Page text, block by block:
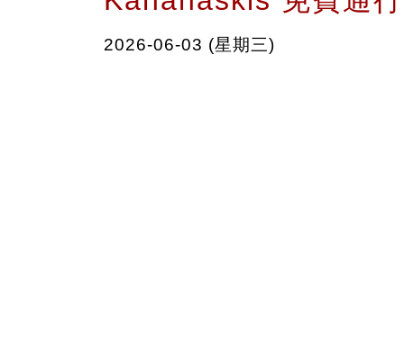
2026-06-03 (星期三)